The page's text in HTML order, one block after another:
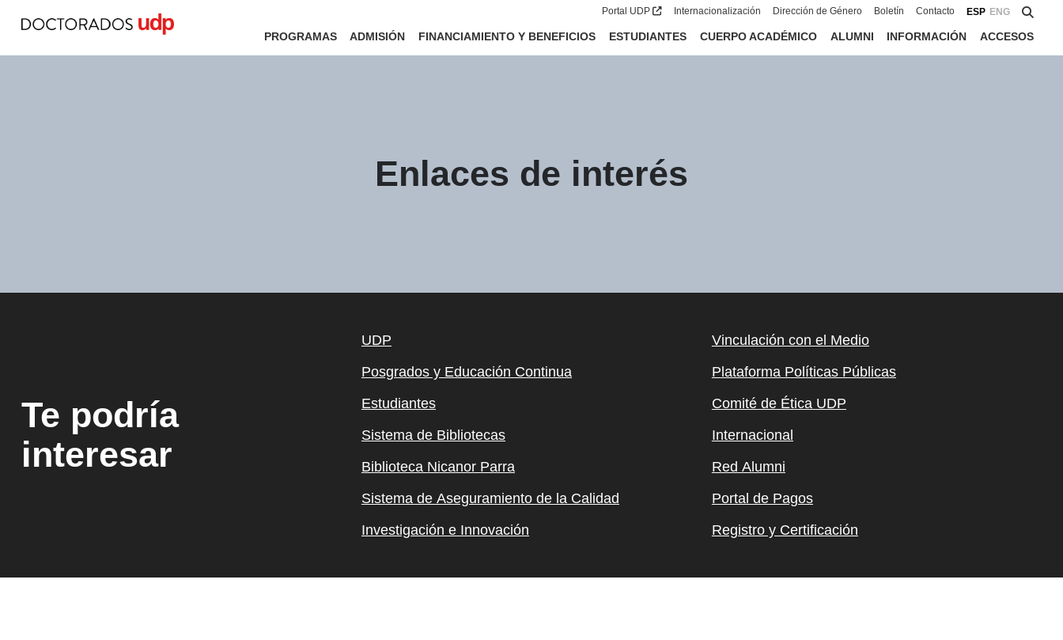
Portal UDP Internacionalización Dirección de Género Boletín Contacto ESP ENG
PROGRAMAS ADMISIÓN FINANCIAMIENTO Y BENEFICIOS ESTUDIANTES CUERPO ACADÉMICO ALUMNI INFORMACIÓN ACCESOS
Enlaces de interés
Te podría
interesar
UDP
Posgrados y Educación Continua
Estudiantes
Sistema de Bibliotecas
Biblioteca Nicanor Parra
Sistema de Aseguramiento de la Calidad
Investigación e Innovación
Vinculación con el Medio
Plataforma Políticas Públicas
Comité de Ética UDP
Internacional
Red Alumni
Portal de Pagos
Registro y Certificación